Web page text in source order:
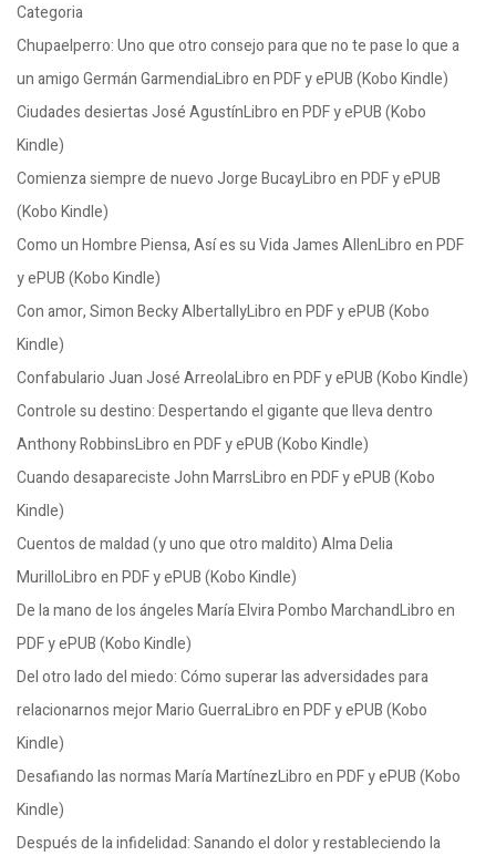
Categoria
Chupaelperro: Uno que otro consejo para que no te pase lo que a
un amigo Germán GarmendiaLibro en PDF y ePUB (Kobo Kindle)
Ciudades desiertas José AgustínLibro en PDF y ePUB (Kobo
Kindle)
Comienza siempre de nuevo Jorge BucayLibro en PDF y ePUB
(Kobo Kindle)
Como un Hombre Piensa, Así es su Vida James AllenLibro en PDF
y ePUB (Kobo Kindle)
Con amor, Simon Becky AlbertallyLibro en PDF y ePUB (Kobo
Kindle)
Confabulario Juan José ArreolaLibro en PDF y ePUB (Kobo Kindle)
Controle su destino: Despertando el gigante que lleva dentro
Anthony RobbinsLibro en PDF y ePUB (Kobo Kindle)
Cuando desapareciste John MarrsLibro en PDF y ePUB (Kobo
Kindle)
Cuentos de maldad (y uno que otro maldito) Alma Delia
MurilloLibro en PDF y ePUB (Kobo Kindle)
De la mano de los ángeles María Elvira Pombo MarchandLibro en
PDF y ePUB (Kobo Kindle)
Del otro lado del miedo: Cómo superar las adversidades para
relacionarnos mejor Mario GuerraLibro en PDF y ePUB (Kobo
Kindle)
Desafiando las normas María MartínezLibro en PDF y ePUB (Kobo
Kindle)
Después de la infidelidad: Sanando el dolor y restableciendo la